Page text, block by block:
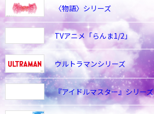
〈物語〉シリーズ
TVアニメ「らんま1/2」
ウルトラマンシリーズ
『アイドルマスター』シリーズ